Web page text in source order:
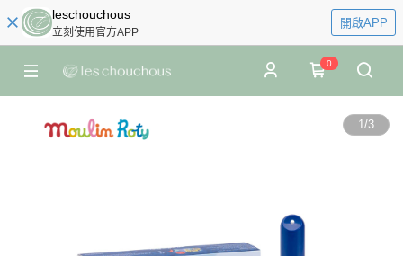
leschouchous
立刻使用官方APP
開啟APP
0
1/3